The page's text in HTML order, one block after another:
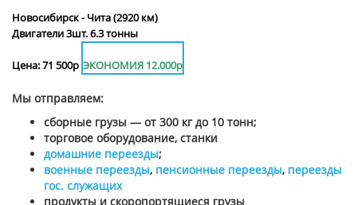
Новосибирск - Чита (2920 км)
Двигатели 3шт. 6.3 тонны
Цена: 71 500р ЭКОНОМИЯ 12.000р
Мы отправляем:
сборные грузы — от 300 кг до 10 тонн;
торговое оборудование, станки
домашние переезды;
военные переезды, пенсионные переезды, переезды
гос. служащих
продукты и скоропортящиеся грузы